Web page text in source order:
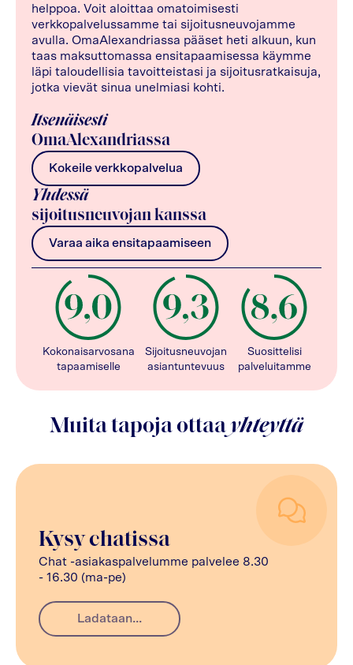
helppoa. Voit aloittaa omatoimisesti
verkkopalvelussamme tai sijoitusneuvojamme
avulla. OmaAlexandriassa pääset heti alkuun, kun
taas maksuttomassa ensitapaamisessa käymme
läpi taloudellisia tavoitteistasi ja sijoitusratkaisuja,
jotka vievät sinua unelmiasi kohti.
Itsenäisesti
OmaAlexandriassa
Kokeile verkkopalvelua
Yhdessä
sijoitusneuvojan kanssa
Varaa aika ensitapaamiseen
Kokonaisarvosana
tapaamiselle
Sijoitusneuvojan
asiantuntevuus
Suosittelisi
palveluitamme
Muita tapoja ottaayhteyttä
Kysy chatissa
Chat -asiakaspalvelumme palvelee 8.30
- 16.30 (ma-pe)
Ladataan...